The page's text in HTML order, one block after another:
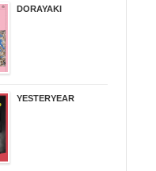
DORAYAKI
YESTERYEAR